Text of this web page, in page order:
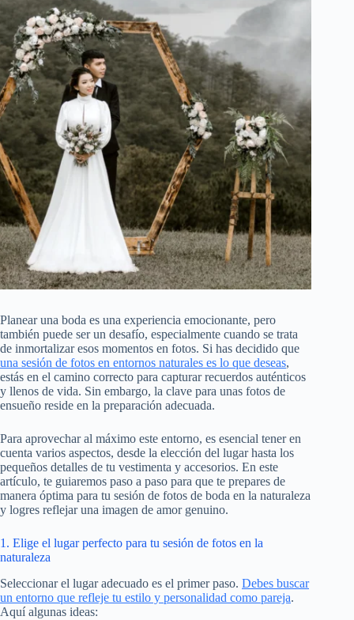
Planear una boda es una experiencia emocionante, pero
también puede ser un desafío, especialmente cuando se trata
de inmortalizar esos momentos en fotos. Si has decidido que
una sesión de fotos en entornos naturales es lo que deseas,
estás en el camino correcto para capturar recuerdos auténticos
y llenos de vida. Sin embargo, la clave para unas fotos de
ensueño reside en la preparación adecuada.
Para aprovechar al máximo este entorno, es esencial tener en
cuenta varios aspectos, desde la elección del lugar hasta los
pequeños detalles de tu vestimenta y accesorios. En este
artículo, te guiaremos paso a paso para que te prepares de
manera óptima para tu sesión de fotos de boda en la naturaleza
y logres reflejar una imagen de amor genuino.
1. Elige el lugar perfecto para tu sesión de fotos en la
naturaleza
Seleccionar el lugar adecuado es el primer paso. Debes buscar
un entorno que refleje tu estilo y personalidad como pareja.
Aquí algunas ideas: